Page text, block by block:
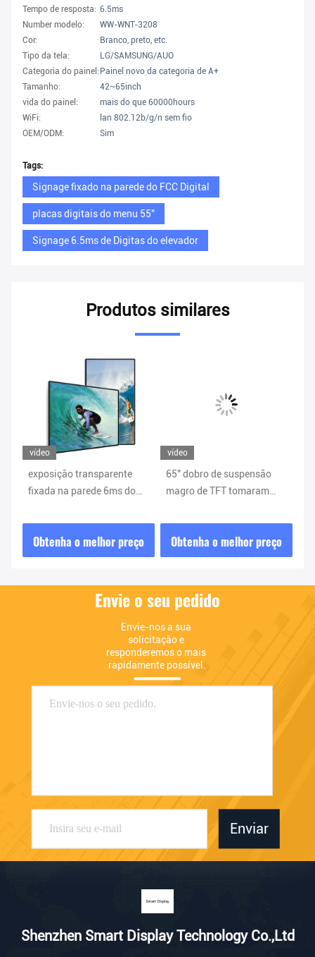
Tempo de resposta: 6.5ms
Number modelo:
WW-WNT-3208
Cor:
Branco, preto, etc.
Tipo da tela:
LG/SAMSUNG/AUO
Categoria do painel: Painel novo da categoria de A+
Tamanho:
42~65inch
vida do painel:
mais do que 60000hours
WiFi:
lan 802.12b/g/n sem fio
OEM/ODM:
Sim
Tags:
Signage fixado na parede do FCC Digital
placas digitais do menu 55"
Signage 6.5ms de Digitas do elevador
Produtos similares
vídeo
exposição transparente
fixada na parede 6ms do
10.2B Digitas
Obtenha o melhor preço
vídeo
65" dobro de suspensão
magro de TFT tomaram
Lcd
Obtenha o melhor preço
Envie o seu pedido
Envie-nos a sua
solicitação e
responderemos o mais
rapidamente possível.
Enviar
Shenzhen Smart Display Technology Co.,Ltd